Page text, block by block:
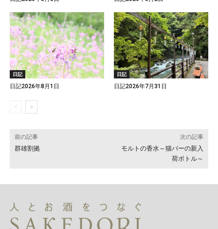
日記
日記2026年8月1日
日記
日記2026年7月31日
前の記事
群雄割拠
次の記事
モルトの香水～猫バーの新入
荷ボトル～